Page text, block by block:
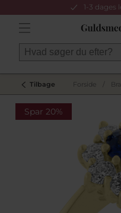
1-3 dages
Tilbage Forside
Spar 20%